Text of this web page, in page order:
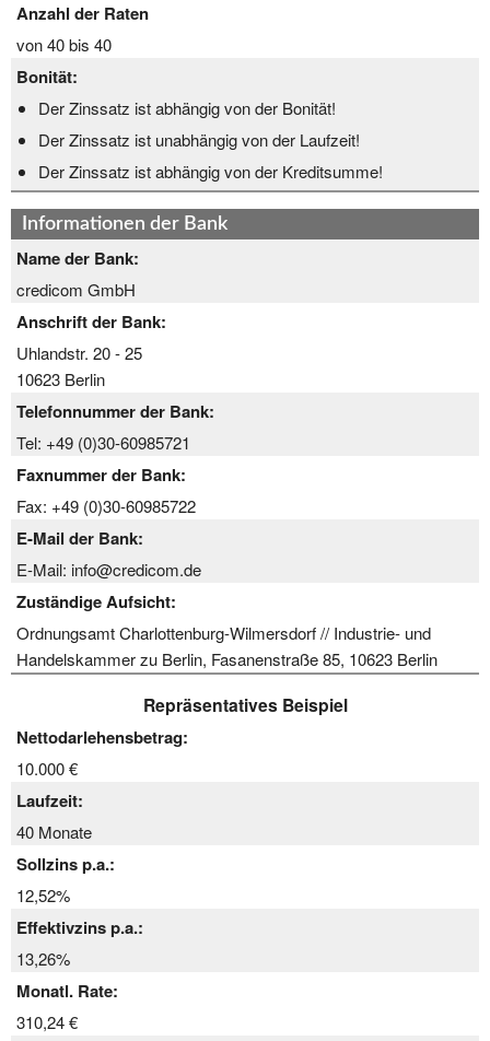
Anzahl der Raten
von 40 bis 40
Bonität:
Der Zinssatz ist abhängig von der Bonität!
Der Zinssatz ist unabhängig von der Laufzeit!
Der Zinssatz ist abhängig von der Kreditsumme!
Informationen der Bank
Name der Bank:
credicom GmbH
Anschrift der Bank:
Uhlandstr. 20 - 25
10623 Berlin
Telefonnummer der Bank:
Tel: +49 (0)30-60985721
Faxnummer der Bank:
Fax: +49 (0)30-60985722
E-Mail der Bank:
E-Mail: info@credicom.de
Zuständige Aufsicht:
Ordnungsamt Charlottenburg-Wilmersdorf // Industrie- und
Handelskammer zu Berlin, Fasanenstraße 85, 10623 Berlin
Repräsentatives Beispiel
Nettodarlehensbetrag:
10.000 €
Laufzeit:
40 Monate
Sollzins p.a.:
12,52%
Effektivzins p.a.:
13,26%
Monatl. Rate:
310,24 €